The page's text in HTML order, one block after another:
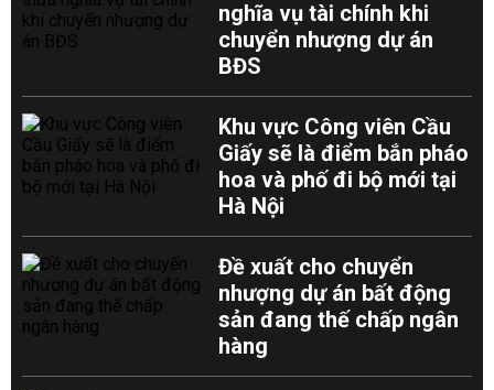
nghĩa vụ tài chính khi
chuyển nhượng dự án
BĐS
Khu vực Công viên Cầu
Giấy sẽ là điểm bắn pháo
hoa và phố đi bộ mới tại
Hà Nội
Đề xuất cho chuyển
nhượng dự án bất động
sản đang thế chấp ngân
hàng